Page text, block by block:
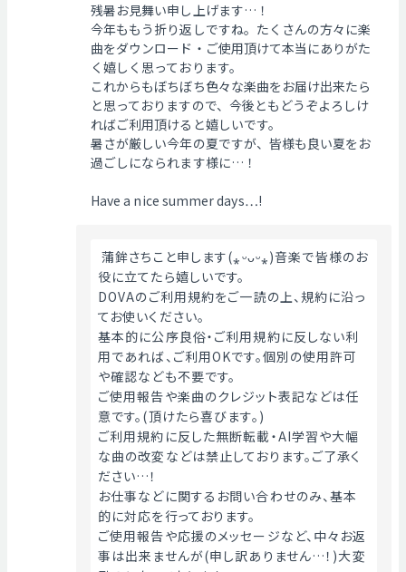
残暑お見舞い申し上げます…！
今年ももう折り返しですね。たくさんの方々に楽
曲をダウンロード・ご使用頂けて本当にありがた
く嬉しく思っております。
これからもぼちぼち色々な楽曲をお届け出来たら
と思っておりますので、今後ともどうぞよろしけ
ればご利用頂けると嬉しいです。
暑さが厳しい今年の夏ですが、皆様も良い夏をお
過ごしになられます様に…！
Have a nice summer days…!
蒲鉾さちこと申します(⁎ᵕᴗᵕ⁎)音楽で皆様のお
役に立てたら嬉しいです。
DOVAのご利用規約をご一読の上、規約に沿っ
てお使いください。
基本的に公序良俗・ご利用規約に反しない利
用であれば、ご利用OKです。個別の使用許可
や確認なども不要です。
ご使用報告や楽曲のクレジット表記などは任
意です。(頂けたら喜びます。)
ご利用規約に反した無断転載・AI学習や大幅
な曲の改変などは禁止しております。ご了承く
ださい…！
お仕事などに関するお問い合わせのみ、基本
的に対応を行っております。
ご使用報告や応援のメッセージなど、中々お返
事は出来ませんが(申し訳ありません…！)大変